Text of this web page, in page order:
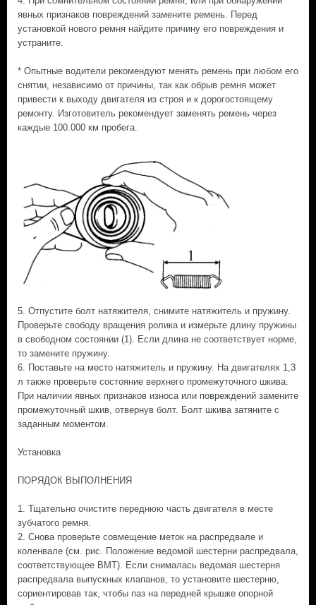
явных признаков повреждений замените ремень. Перед
установкой нового ремня найдите причину его повреждения и
устраните.
* Опытные водители рекомендуют менять ремень при любом его
снятии, независимо от причины, так как обрыв ремня может
привести к выходу двигателя из строя и к дорогостоящему
ремонту. Изготовитель рекомендует заменять ремень через
каждые 100.000 км пробега.
5. Отпустите болт натяжителя, снимите натяжитель и пружину.
Проверьте свободу вращения ролика и измерьте длину пружины
в свободном состоянии (1). Если длина не соответствует норме,
то замените пружину.
6. Поставьте на место натяжитель и пружину. На двигателях 1,3
л также проверьте состояние верхнего промежуточного шкива.
При наличии явных признаков износа или повреждений замените
промежуточный шкив, отвернув болт. Болт шкива затяните с
заданным моментом.
Установка
ПОРЯДОК ВЫПОЛНЕНИЯ
1. Тщательно очистите переднюю часть двигателя в месте
зубчатого ремня.
2. Снова проверьте совмещение меток на распредвале и
коленвале (см. рис. Положение ведомой шестерни распредвала,
соответствующее ВМТ). Если снималась ведомая шестерня
распредвала выпускных клапанов, то установите шестерню,
сориентировав так, чтобы паз на передней крышке опорной